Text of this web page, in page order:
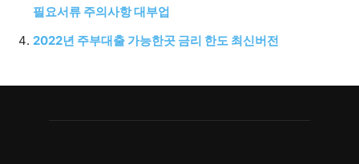
필요서류 주의사항 대부업
2022년 주부대출 가능한곳 금리 한도 최신버전